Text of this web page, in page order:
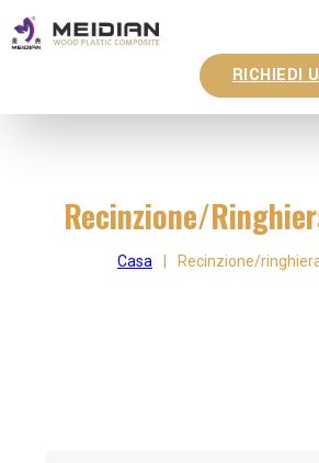
RICHIEDI
Recinzione/
Casa Recinzione/